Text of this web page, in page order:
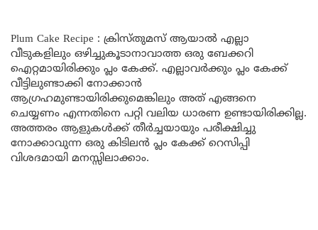
Plum Cake Recipe : ക്രിസ്തുമസ് ആയാൽ എല്ലാ
വീടുകളിലും ഒഴിച്ചുകൂടാനാവാത്ത ഒരു ബേക്കറി
ഐറ്റമായിരിക്കും പ്ലം കേക്ക്. എല്ലാവർക്കും പ്ലം കേക്ക്
വീട്ടിലുണ്ടാക്കി നോക്കാൻ
ആഗ്രഹമുണ്ടായിരിക്കുമെങ്കിലും അത് എങ്ങനെ
ചെയ്യണം എന്നതിനെ പറ്റി വലിയ ധാരണ ഉണ്ടായിരിക്കില്ല.
അത്തരം ആളുകൾക്ക് തീർച്ചയായും പരീക്ഷിച്ചു
നോക്കാവുന്ന ഒരു കിടിലൻ പ്ലം കേക്ക് റെസിപ്പി
വിശദമായി മനസ്സിലാക്കാം.